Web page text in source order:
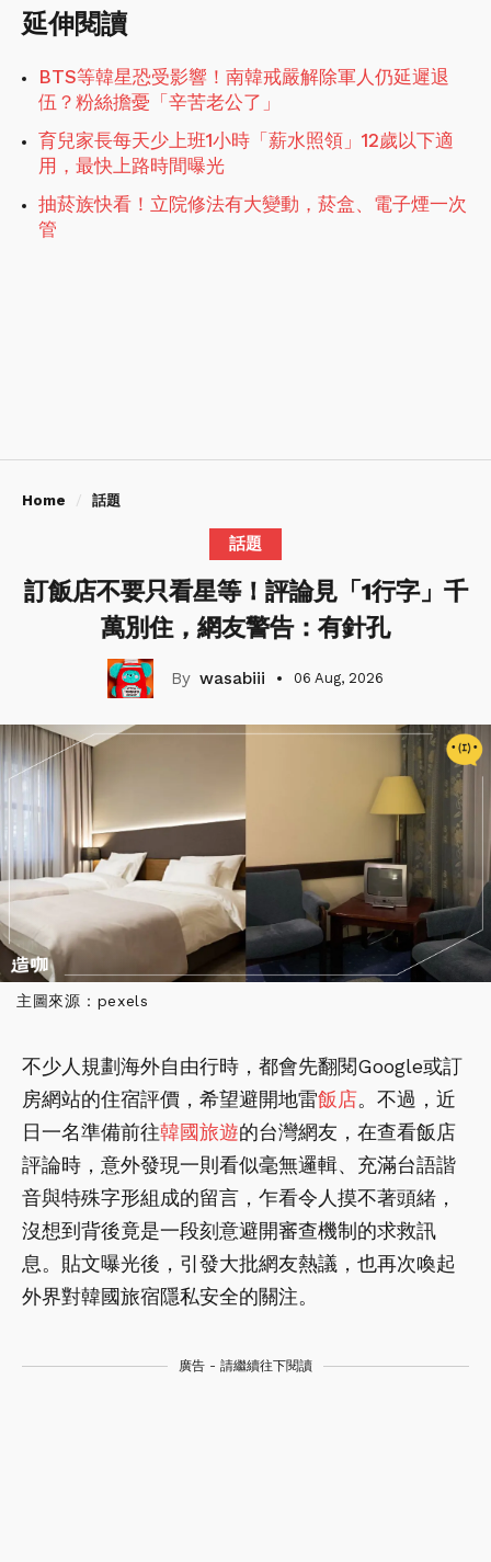
延伸閱讀
BTS等韓星恐受影響！南韓戒嚴解除軍人仍延遲退
伍？粉絲擔憂「辛苦老公了」
育兒家長每天少上班1小時「薪水照領」12歲以下適
用，最快上路時間曝光
抽菸族快看！立院修法有大變動，菸盒、電子煙一次
管
Home 話題
話題
訂飯店不要只看星等！評論見「1行字」千
萬別住，網友警告：有針孔
wasabiii 06 Aug, 2026
主圖來源：pexels
不少人規劃海外自由行時，都會先翻閱Google或訂
房網站的住宿評價，希望避開地雷飯店。不過，近
日一名準備前往韓國旅遊的台灣網友，在查看飯店
評論時，意外發現一則看似毫無邏輯、充滿台語諧
音與特殊字形組成的留言，乍看令人摸不著頭緒，
沒想到背後竟是一段刻意避開審查機制的求救訊
息。貼文曝光後，引發大批網友熱議，也再次喚起
外界對韓國旅宿隱私安全的關注。
廣告 - 請繼續往下閱讀